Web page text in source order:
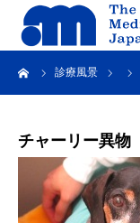
診療風景
チャーリー異物
Home
service